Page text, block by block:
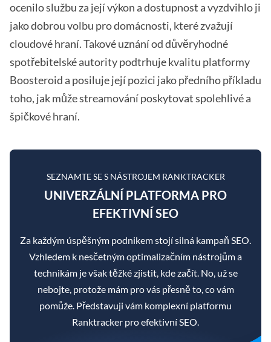
ocenilo službu za její výkon a dostupnost a vyzdvihlo ji
jako dobrou volbu pro domácnosti, které zvažují
cloudové hraní. Takové uznání od důvěryhodné
spotřebitelské autority podtrhuje kvalitu platformy
Boosteroid a posiluje její pozici jako předního příkladu
toho, jak může streamování poskytovat spolehlivé a
špičkové hraní.
SEZNAMTE SE S NÁSTROJEM RANKTRACKER
UNIVERZÁLNÍ PLATFORMA PRO
EFEKTIVNÍ SEO
Za každým úspěšným podnikem stojí silná kampaň SEO.
Vzhledem k nesčetným optimalizačním nástrojům a
technikám je však těžké zjistit, kde začít. No, už se
nebojte, protože mám pro vás přesně to, co vám
pomůže. Představuji vám komplexní platformu
Ranktracker pro efektivní SEO.